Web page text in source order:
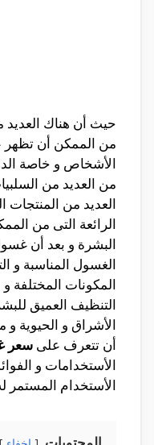
حيث أن هناك العديد
من الممكن أن
الأشخاص و خاصة
من العديد من
العديد من
الرائعة التى من
البشرة و بعد أن
الغسول المناسبة و
المكونات المختلفة
التنظيف العميق
الأشراق و الحيوية و
أن تتعرف على سعر
الأستخدامات و
الأستخدام المستمر